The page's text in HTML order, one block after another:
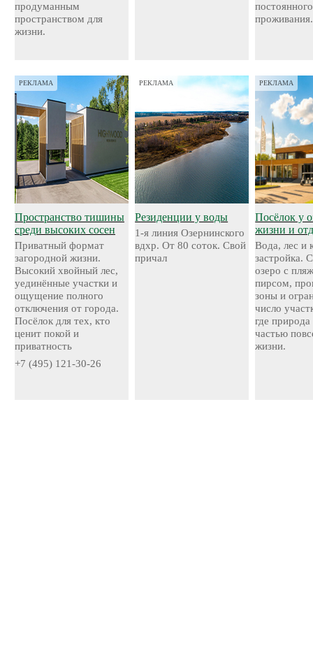
продуманным
пространством для
жизни.
постоянного
проживания.
РЕКЛАМА
Пространство тишины
среди высоких сосен
Приватный формат
загородной жизни.
Высокий хвойный лес,
уединённые участки и
ощущение полного
отключения от города.
Посёлок для тех, кто
ценит покой и
приватность
+7 (495) 121-30-26
РЕКЛАМА
Резиденции у воды
1-я линия Озернинского
вдхр. От 80 соток. Свой
причал
РЕКЛАМА
Посёлок у
жизни и
Вода, лес и
застройка.
озеро с
пирсом,
зоны и
число
где природа
частью
жизни.